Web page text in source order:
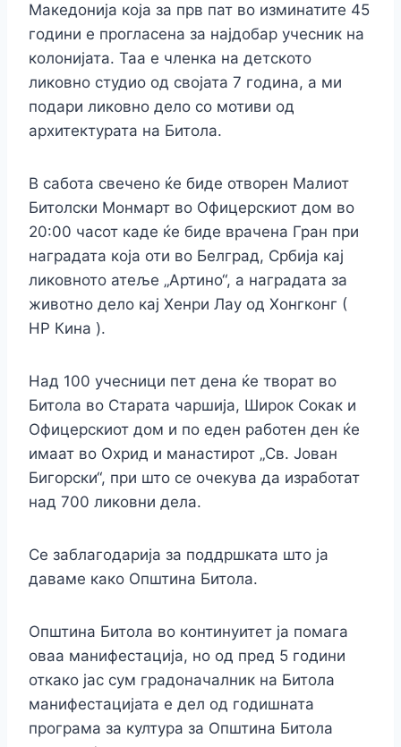
Македонија која за прв пат во изминатите 45
години е прогласена за најдобар учесник на
колонијата. Таа е членка на детското
ликовно студио од својата 7 година, а ми
подари ликовно дело со мотиви од
архитектурата на Битола.
В сабота свечено ќе биде отворен Малиот
Битолски Монмарт во Офицерскиот дом во
20:00 часот каде ќе биде врачена Гран при
наградата која оти во Белград, Србија кај
ликовното атеље „Артино“, а наградата за
животно дело кај Хенри Лау од Хонгконг (
НР Кина ).
Над 100 учесници пет дена ќе творат во
Битола во Старата чаршија, Широк Сокак и
Офицерскиот дом и по еден работен ден ќе
имаат во Охрид и манастирот „Св. Јован
Бигорски“, при што се очекува да изработат
над 700 ликовни дела.
Се заблагодарија за поддршката што ја
даваме како Општина Битола.
Oпштина Битола во континуитет ja помага
оваа манифестација, но од пред 5 години
откако јас сум градоначалник на Битола
манифестацијата е дел од годишната
програма за култура за Општина Битола